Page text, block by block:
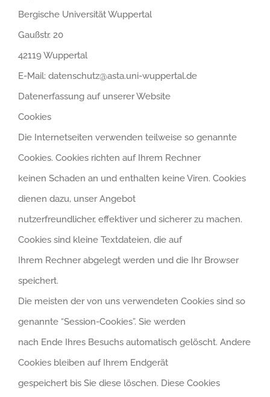
Bergische Universität Wuppertal
Gaußstr. 20
42119 Wuppertal
E-Mail: datenschutz@asta.uni-wuppertal.de
Datenerfassung auf unserer Website
Cookies
Die Internetseiten verwenden teilweise so genannte
Cookies. Cookies richten auf Ihrem Rechner
keinen Schaden an und enthalten keine Viren. Cookies
dienen dazu, unser Angebot
nutzerfreundlicher, effektiver und sicherer zu machen.
Cookies sind kleine Textdateien, die auf
Ihrem Rechner abgelegt werden und die Ihr Browser
speichert.
Die meisten der von uns verwendeten Cookies sind so
genannte “Session-Cookies”. Sie werden
nach Ende Ihres Besuchs automatisch gelöscht. Andere
Cookies bleiben auf Ihrem Endgerät
gespeichert bis Sie diese löschen. Diese Cookies